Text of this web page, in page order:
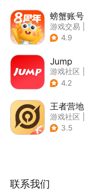
螃蟹账号
游戏交易
| 代练陪玩
4.9
Jump
游戏社区
| 游戏周边
4.2
王者营地
游戏社区
3.5
联系我们